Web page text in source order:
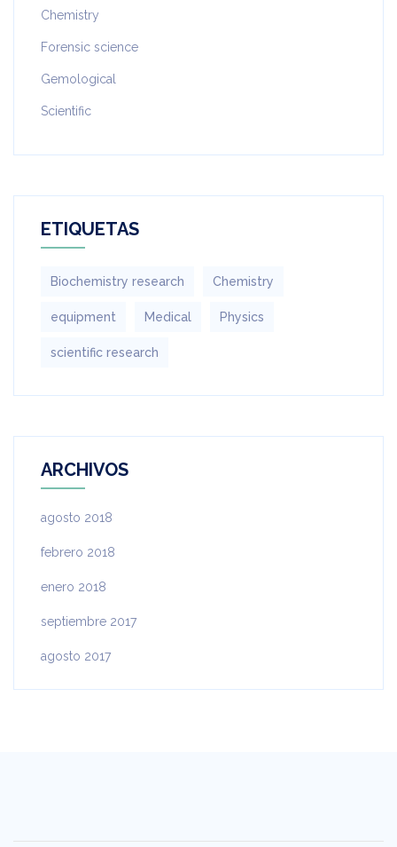
Chemistry
Forensic science
Gemological
Scientific
ETIQUETAS
Biochemistry research Chemistry
equipment‎ Medical Physics
scientific research
ARCHIVOS
agosto 2018
febrero 2018
enero 2018
septiembre 2017
agosto 2017